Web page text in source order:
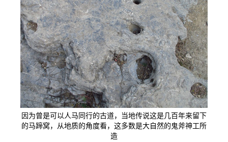
因为曾是可以人马同行的古道，当地传说这是几百年来留下
的马蹄窝，从地质的角度看，这多数是大自然的鬼斧神工所
造